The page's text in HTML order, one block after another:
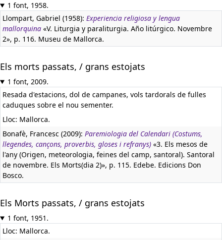
1 font, 1958.
Llompart, Gabriel (1958): Experiencia religiosa y lengua
mallorquina «V. Liturgia y paraliturgia. Año litúrgico. Novembre
2», p. 116. Museu de Mallorca.
Els morts passats, / grans estojats
1 font, 2009.
Resada d'estacions, dol de campanes, vols tardorals de fulles
caduques sobre el nou sementer.
Lloc: Mallorca.
Bonafè, Francesc (2009): Paremiologia del Calendari (Costums,
llegendes, cançons, proverbis, gloses i refranys) «3. Els mesos de
l'any (Origen, meteorologia, feines del camp, santoral). Santoral
de novembre. Els Morts(dia 2)», p. 115. Edebe. Edicions Don
Bosco.
Els Morts passats, / grans estojats
1 font, 1951.
Lloc: Mallorca.